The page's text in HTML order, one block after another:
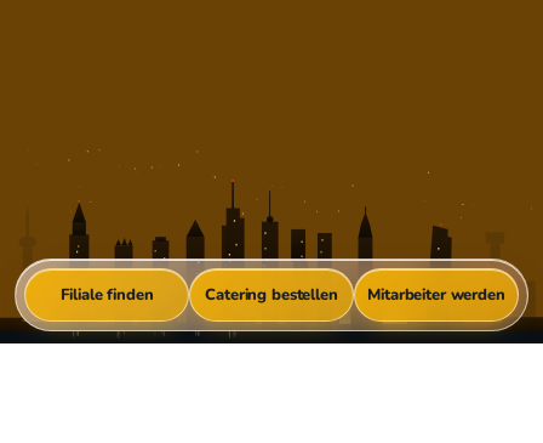
Filiale finden Catering bestellen Mitarbeiter werden